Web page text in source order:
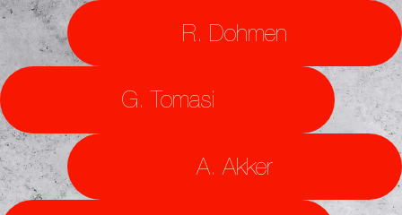
R. Dohmen
G. Tomasi
A. Akker